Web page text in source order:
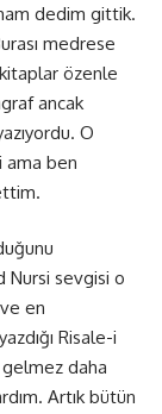
dedim gittik.
medrese
kitaplar özenle
ancak
O
ama ben
Nursi sevgisi o
en
Risale-i
daha
Artık bütün